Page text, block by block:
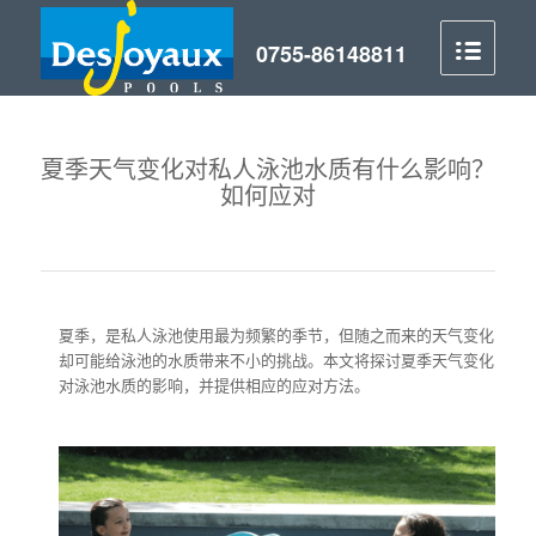
夏季天气变化对私人泳池水质有什么影响？
如何应对
夏季，是私人泳池使用最为频繁的季节，但随之而来的天气变化
却可能给泳池的水质带来不小的挑战。本文将探讨夏季天气变化
对泳池水质的影响，并提供相应的应对方法。